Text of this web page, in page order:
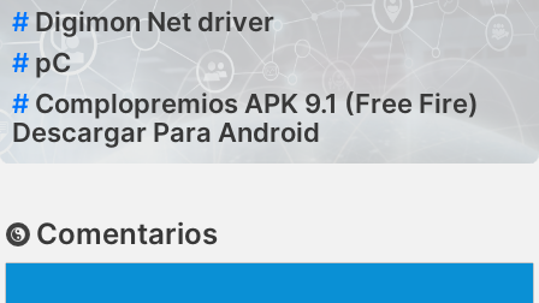
# Digimon Net driver
# pC
# Complopremios APK 9.1 (Free Fire)
Descargar Para Android
Comentarios